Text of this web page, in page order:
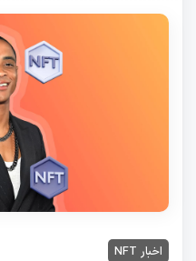
اخبار NFT